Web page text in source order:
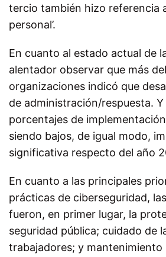
tercio también hizo referencia
personal’.
En cuanto al estado actual de
alentador observar que más
organizaciones indicó que
de administración/respuesta. Y
porcentajes de
siendo bajos, de igual modo,
significativa respecto del año
En cuanto a las principales
prácticas de ciberseguridad,
fueron, en primer lugar, la
seguridad pública; cuidado de
trabajadores; y mantenimiento